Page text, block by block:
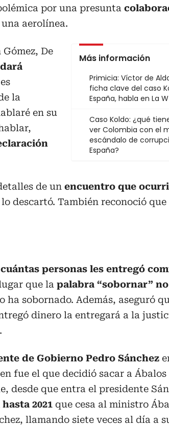
por una presunta
aerolínea.
Más información
Primicia: Víctor de
ficha clave del caso
España, habla en La W
Caso Koldo: ¿qué
ver Colombia con el
escándalo de
España?
De
la
en su
de un encuentro que
descartó. También reconoció que
personas les entregó
que la palabra “sobornar”
ha sobornado. Además, aseguró
dinero la entregará a la
de Gobierno Pedro Sánchez
fue el que decidió sacar a Ábalos
desde que entra el presidente
2021 que cesa al ministro
llamando siete veces al día a